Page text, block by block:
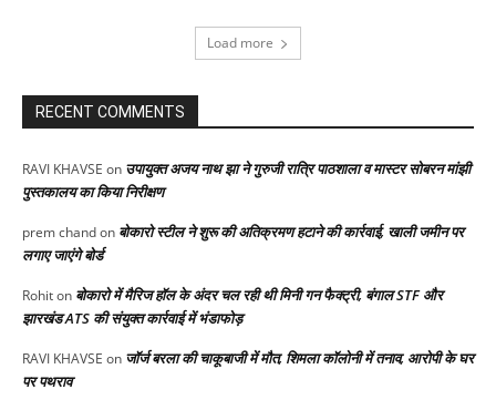
Load more
RECENT COMMENTS
RAVI KHAVSE on उपायुक्त अजय नाथ झा ने गुरुजी रात्रि पाठशाला व मास्टर सोबरन मांझी
पुस्तकालय का किया निरीक्षण
prem chandon बोकारो स्टील ने शुरू की अतिक्रमण हटाने की कार्रवाई, खाली जमीन पर
लगाए जाएंगे बोर्ड
Rohiton बोकारो में मैरिज हॉल के अंदर चल रही थी मिनी गन फैक्ट्री, बंगाल STF और
झारखंड ATS की संयुक्त कार्रवाई में भंडाफोड़
RAVI KHAVSE on जॉर्ज बरला की चाकूबाजी में मौत, शिमला कॉलोनी में तनाव, आरोपी के घर
पर पथराव